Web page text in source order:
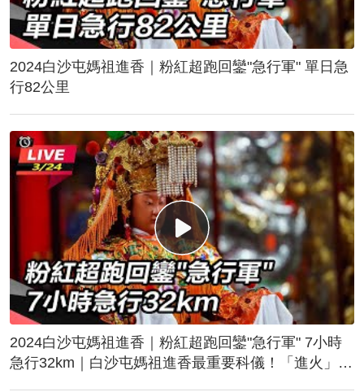
2024白沙屯媽祖進香｜粉紅超跑回鑾"急行軍" 單日急
行82公里
2024白沙屯媽祖進香｜粉紅超跑回鑾"急行軍" 7小時
急行32km｜白沙屯媽祖進香最重要科儀！「進火」儀